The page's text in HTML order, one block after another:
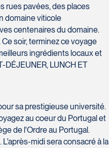
rues pavées, des places
domaine viticole
centenaires du domaine.
soir, terminez ce voyage
ingrédients locaux et
LUNCH ET
sa prestigieuse université.
au coeur du Portugal et
de l'Ordre au Portugal.
midi sera consacré à la